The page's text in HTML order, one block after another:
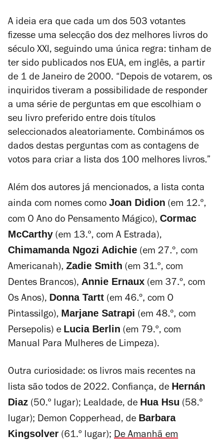
A ideia era que cada um dos 503 votantes
fizesse uma selecção dos dez melhores livros do
século XXI, seguindo uma única regra: tinham de
ter sido publicados nos EUA, em inglês, a partir
de 1 de Janeiro de 2000. “Depois de votarem, os
inquiridos tiveram a possibilidade de responder
a uma série de perguntas em que escolhiam o
seu livro preferido entre dois títulos
seleccionados aleatoriamente. Combinámos os
dados destas perguntas com as contagens de
votos para criar a lista dos 100 melhores livros.”
Além dos autores já mencionados, a lista conta
ainda com nomes como Joan Didion (em 12.º,
com O Ano do Pensamento Mágico), Cormac
McCarthy (em 13.º, com A Estrada),
Chimamanda Ngozi Adichie (em 27.º, com
Americanah), Zadie Smith (em 31.º, com
Dentes Brancos), Annie Ernaux (em 37.º, com
Os Anos), Donna Tartt (em 46.º, com O
Pintassilgo), Marjane Satrapi (em 48.º, com
Persepolis) e Lucia Berlin (em 79.º, com
Manual Para Mulheres de Limpeza).
Outra curiosidade: os livros mais recentes na
lista são todos de 2022. Confiança, de Hernán
Diaz (50.º lugar); Lealdade, de Hua Hsu (58.º
lugar); Demon Copperhead, de Barbara
Kingsolver (61.º lugar); De Amanhã em